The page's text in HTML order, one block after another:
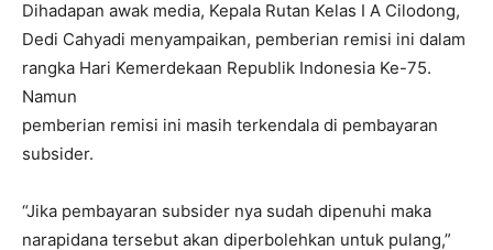
Dihadapan awak media, Kepala Rutan Kelas I A Cilodong,
Dedi Cahyadi menyampaikan, pemberian remisi ini dalam
rangka Hari Kemerdekaan Republik Indonesia Ke-75.
Namun
pemberian remisi ini masih terkendala di pembayaran
subsider.
“Jika pembayaran subsider nya sudah dipenuhi maka
narapidana tersebut akan diperbolehkan untuk pulang,”